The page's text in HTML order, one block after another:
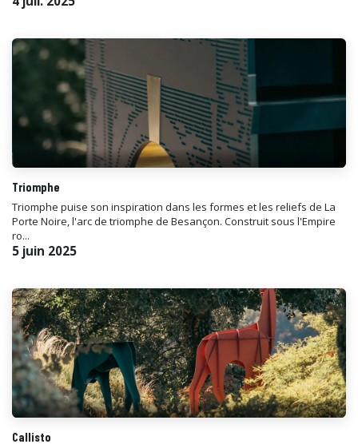
Triomphe
Triomphe puise son inspiration dans les formes et les reliefs de La
Porte Noire, l'arc de triomphe de Besançon. Construit sous l'Empire
ro...
5 juin 2025
Callisto